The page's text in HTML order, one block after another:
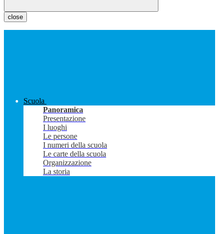
close
Scuola
Panoramica
Presentazione
I luoghi
Le persone
I numeri della scuola
Le carte della scuola
Organizzazione
La storia